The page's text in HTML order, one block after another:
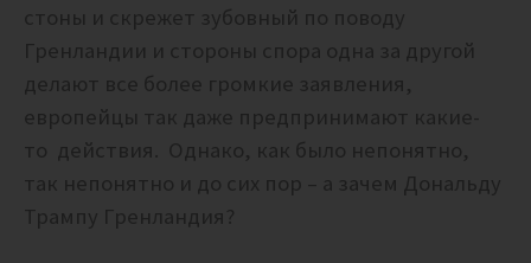
стоны и скрежет зубовный по поводу
Гренландии и стороны спора одна за другой
делают все более громкие заявления,
европейцы так даже предпринимают какие-
то действия. Однако, как было непонятно,
так непонятно и до сих пор – а зачем Дональду
Трампу Гренландия?